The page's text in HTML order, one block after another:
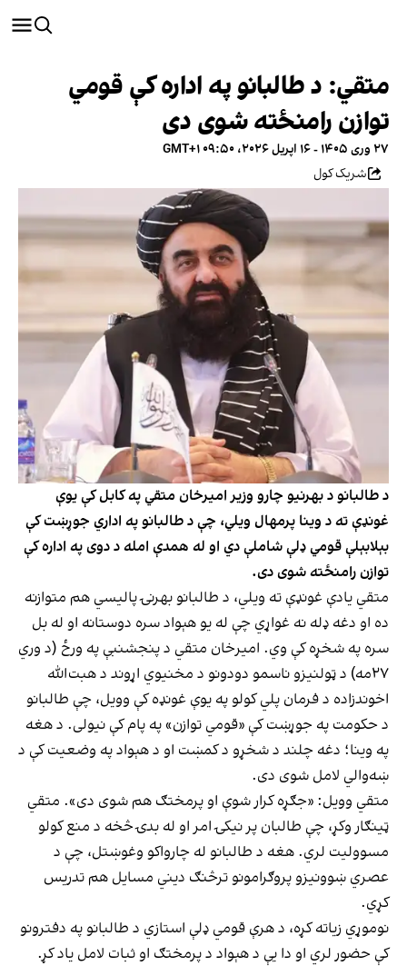
متقي: د طالبانو په اداره کې قومي
توازن رامنځته شوی دی
۲۷ وری ۱۴۰۵ - ۱۶ اپریل ۲۰۲۶، ۰۹:۵۰ GMT+۱
شریک کول
د طالبانو د بهرنیو چارو وزیر امیرخان متقي په کابل کې یوې
غونډې ته د وینا پرمهال ویلي، چې د طالبانو په اداري جوړښت کې
بېلابېلې قومي ډلې شاملې دي او له همدې امله د دوی په اداره کې
توازن رامنځته شوی دی.
متقي یادې غونډې ته ویلي، د طالبانو بهرنۍ پالیسي هم متوازنه
ده او دغه ډله نه غواړي چې له یو هېواد سره دوستانه او له بل
سره په شخړه کې وي. امیرخان متقي د پنجشنبې په ورځ (د وري
۲۷مه) د ټولنیزو ناسمو دودونو د مخنيوي‌ اړوند د هبت‌الله
اخوندزاده د فرمان پلي کولو په یوې غونډه کې وویل، چې طالبانو
د حکومت په جوړښت کې «قومي توازن» په پام کې نیولی. د هغه
په وینا؛ دغه چلند د شخړو د کمښت او د هېواد په وضعیت کې د
ښه‌‌والي لامل شوی دی.
متقي وويل: «جګړه کرار شوې او پرمختګ هم شوی دی». متقي
ټینګار وکړ، چې طالبان پر نیکۍ امر او له بدۍ څخه د منع کولو
مسوولیت لري. هغه د طالبانو له چارواکو وغوښتل، چې د
عصري ښوونیزو پروګرامونو ترڅنګ دیني مسایل هم تدریس
کړي.
نوموړي‌ زیاته کړه، د هرې قومي ډلې استازي د طالبانو په دفترونو
کې حضور لري او دا یې د هېواد د پرمختګ او ثبات لامل یاد کړ.